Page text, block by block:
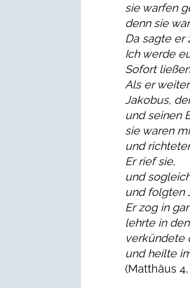
sie warfen
denn sie
Da sagte er
Ich werde
Sofort
Als er
Jakobus,
und seinen
sie waren
und
Er rief sie,
und
und folgten
Er zog in
lehrte in
verkündete
und heilte
(Matthäus 4,